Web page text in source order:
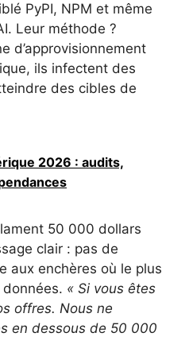
PyPI, NPM et même
Leur méthode ?
d’approvisionnement
ils infectent des
des cibles de
2026 : audits,
50 000 dollars
clair : pas de
aux enchères où le plus
« Si vous êtes
offres. Nous ne
en dessous de 50 000